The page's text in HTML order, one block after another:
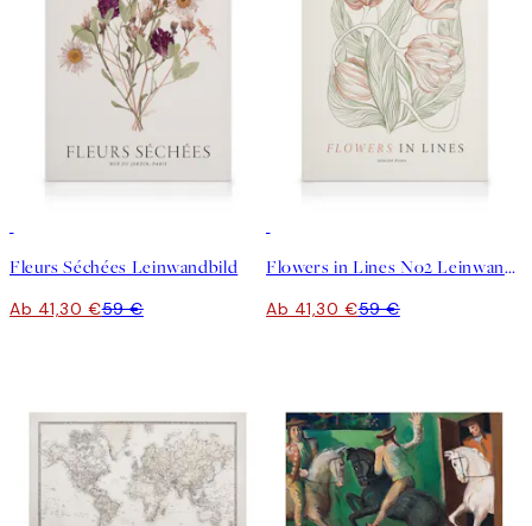
Fleurs Séchées Leinwandbild
Ab 41,30 €59 €
Flowers in Lines No2 Leinwandbild
Ab 41,30 €59 €